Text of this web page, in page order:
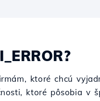
ktoré chcú
ktoré pôsobia v